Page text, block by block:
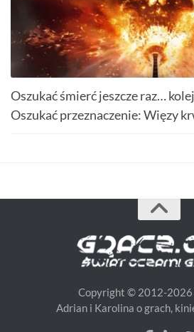
Oszukać śmierć jeszcze raz…
Oszukać przeznaczenie: Więzy
Copyright © 2012-2026
Adrian i Karolina o grach,